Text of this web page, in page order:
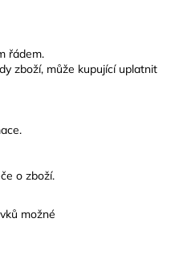
řádem.
zboží, může kupující uplatnit
o zboží.
možné